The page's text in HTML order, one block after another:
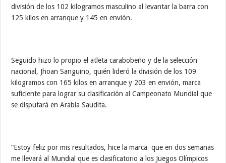
división de los 102 kilogramos masculino al levantar la barra con
125 kilos en arranque y 145 en envión.
Seguido hizo lo propio el atleta carabobeño y de la selección
nacional, Jhoan Sanguino, quién lideró la división de los 109
kilogramos con 165 kilos en arranque y 203 en envión, marca
suficiente para lograr su clasificación al Campeonato Mundial que
se disputará en Arabia Saudita.
“Estoy feliz por mis resultados, hice la marca que en dos semanas
me llevará al Mundial que es clasificatorio a los Juegos Olímpicos